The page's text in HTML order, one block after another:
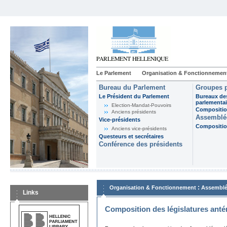
Le Parlement Organisation &
Bureau du Parlement
Le Président du Parlement
Election-Mandat-Pouvoirs
Anciens présidents
Vice-présidents
Anciens vice-présidents
Questeurs et secrétaires
Conférence des présidents
Groupes
Bureaux
Links
Organisation & Fonctionnement :
Composition des législatures